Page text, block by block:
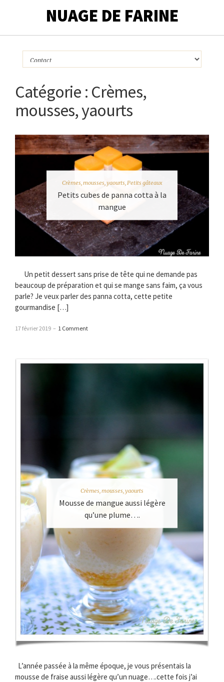
NUAGE DE FARINE
Catégorie : Crèmes,
mousses, yaourts
Crèmes, mousses, yaourts,Petits gâteaux
Petits cubes de panna cotta à la
mangue
Un petit dessert sans prise de tête qui ne demande pas
beaucoup de préparation et qui se mange sans faim, ça vous
parle? Je veux parler des panna cotta, cette petite
gourmandise […]
17 février 2019 – 1 Comment
Crèmes, mousses, yaourts
Mousse de mangue aussi légère
qu’une plume….
L’année passée à la même époque, je vous présentais la
mousse de fraise aussi légère qu’un nuage….cette fois j’ai